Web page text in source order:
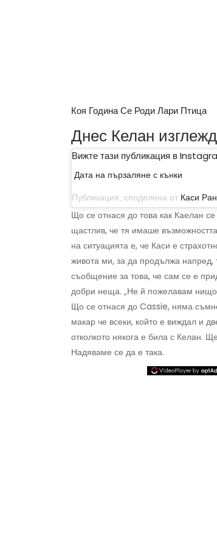
Коя Година Се Роди Лари Птица
Днес Келан
Вижте тази публикация в
Дата на пързаляне с кънки
Публикация, споделена от Каси
Що се отнася до това как Каелан
щастлив, че тя имаше
на ситуацията е, че Каси е
живота ми, за да продължа
съобщение за това, че сам се е
добри неща. „Не й пожелавам нищо
Що се отнася до Cassie, няма
макар че всеки, който е виждал и
отколкото някога е била с Келан.
Надяваме се да е така.